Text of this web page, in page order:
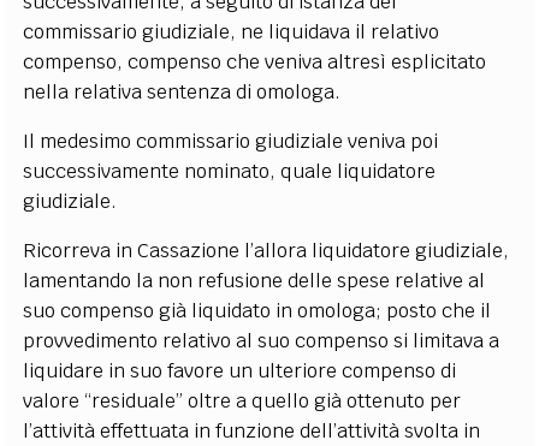
commissario giudiziale, ne liquidava il relativo
compenso, compenso che veniva altresì esplicitato
nella relativa sentenza di omologa.
Il medesimo commissario giudiziale veniva poi
successivamente nominato, quale liquidatore
giudiziale.
Ricorreva in Cassazione l’allora liquidatore giudiziale,
lamentando la non refusione delle spese relative al
suo compenso già liquidato in omologa; posto che il
provvedimento relativo al suo compenso si limitava a
liquidare in suo favore un ulteriore compenso di
valore “residuale” oltre a quello già ottenuto per
l’attività effettuata in funzione dell’attività svolta in